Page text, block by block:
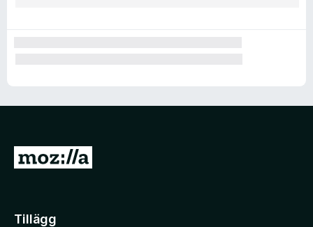
G
i
Tillägg